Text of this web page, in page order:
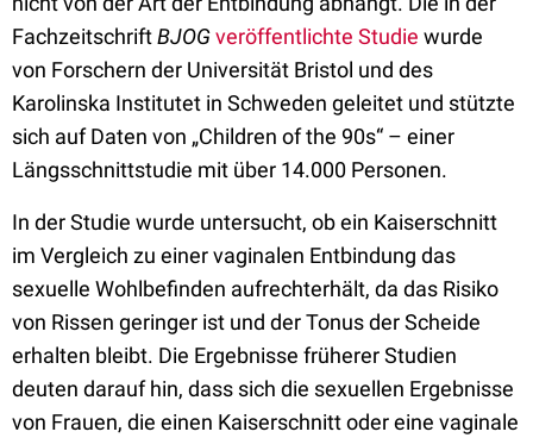
FachzeitschriftBJOGveröffentlichte Studie wurde
von Forschern der Universität Bristol und des
Karolinska Institutet in Schweden geleitet und stützte
sich auf Daten von „Children of the 90s“ – einer
Längsschnittstudie mit über 14.000 Personen.
In der Studie wurde untersucht, ob ein Kaiserschnitt
im Vergleich zu einer vaginalen Entbindung das
sexuelle Wohlbefinden aufrechterhält, da das Risiko
von Rissen geringer ist und der Tonus der Scheide
erhalten bleibt. Die Ergebnisse früherer Studien
deuten darauf hin, dass sich die sexuellen Ergebnisse
von Frauen, die einen Kaiserschnitt oder eine vaginale